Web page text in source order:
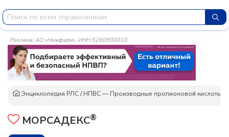
Реклама: АО «Нижфарм», ИНН 5260900010
Энциклопедия РЛС/НПВС — Производные пропионовой кислоты
МОРСАДЕКС®